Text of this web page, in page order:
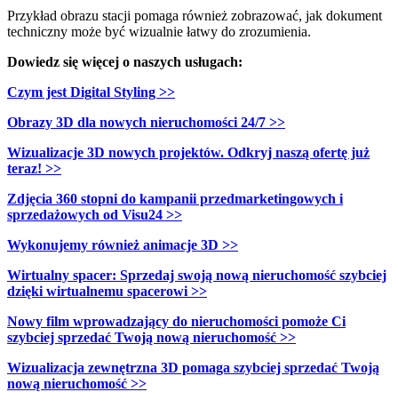
Przykład obrazu stacji pomaga również zobrazować, jak dokument
techniczny może być wizualnie łatwy do zrozumienia.
Dowiedz się więcej o naszych usługach:
Czym jest Digital Styling >>
Obrazy 3D dla nowych nieruchomości 24/7 >>
Wizualizacje 3D nowych projektów. Odkryj naszą ofertę już
teraz! >>
Zdjęcia 360 stopni do kampanii przedmarketingowych i
sprzedażowych od Visu24 >>
Wykonujemy również animacje 3D >>
Wirtualny spacer: Sprzedaj swoją nową nieruchomość szybciej
dzięki wirtualnemu spacerowi >>
Nowy film wprowadzający do nieruchomości pomoże Ci
szybciej sprzedać Twoją nową nieruchomość >>
Wizualizacja zewnętrzna 3D pomaga szybciej sprzedać Twoją
nową nieruchomość >>